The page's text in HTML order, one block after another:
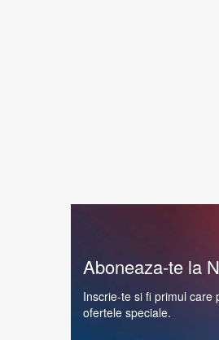
Aboneaza-te la
Inscrie-te si fi primul care
ofertele speciale.